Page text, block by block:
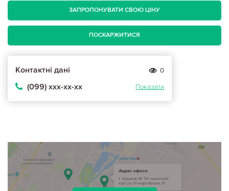
ЗАПРОПОНУВАТИ СВОЮ ЦІНУ
ПОСКАРЖИТИСЯ
Контактні дані 0
(099) ххх-хх-хх Показати